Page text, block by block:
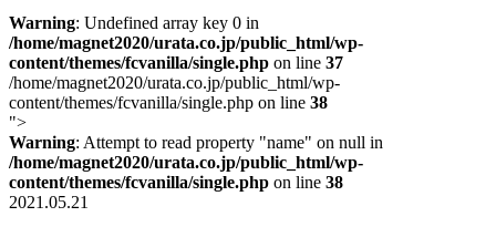
Warning: Undefined array key 0 in
/home/magnet2020/urata.co.jp/public_html/wp-
content/themes/fcvanilla/single.php on line 37
/home/magnet2020/urata.co.jp/public_html/wp-
content/themes/fcvanilla/single.php on line 38
">
Warning: Attempt to read property "name" on null in
/home/magnet2020/urata.co.jp/public_html/wp-
content/themes/fcvanilla/single.php on line 38
2021.05.21